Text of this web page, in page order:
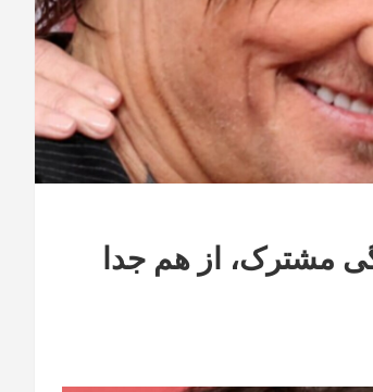
پس از ۲۰ سال زندگی مشترک، از هم جدا